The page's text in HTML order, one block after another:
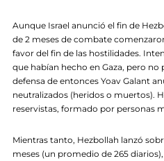
Aunque Israel anunció el fin de
de 2 meses de combate
favor del fin de las hostilidades.
que habían hecho en Gaza, pero
defensa de entonces Yoav Galant
neutralizados (heridos o muertos).
reservistas, formado por personas
Mientras tanto, Hezbollah lanzó
meses (un promedio de 265